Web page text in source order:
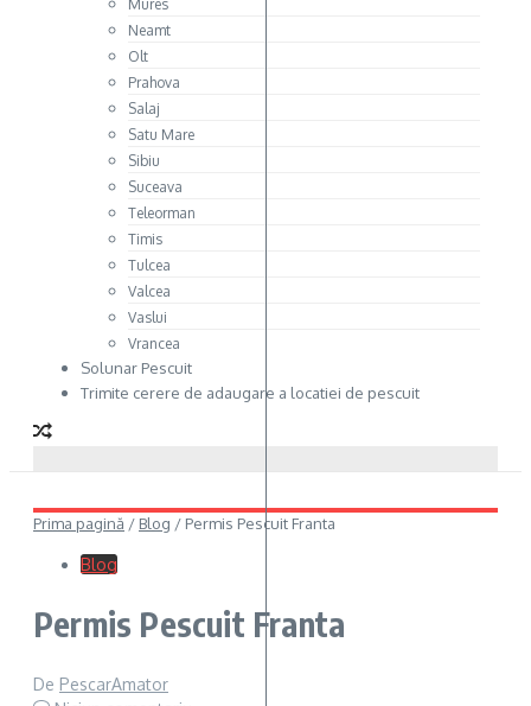
Mures
Neamt
Olt
Prahova
Salaj
Satu Mare
Sibiu
Suceava
Teleorman
Timis
Tulcea
Valcea
Vaslui
Vrancea
Solunar Pescuit
Trimite cerere de adaugare a locatiei de pescuit
Prima pagină / Blog / Permis Pescuit Franta
Blog
Permis Pescuit Franta
De PescarAmator